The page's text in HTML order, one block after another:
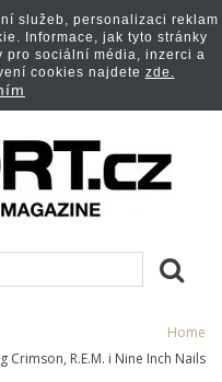
Home
R.E.M. i Nine Inch Nails
služeb, personalizaci reklam
Informace, jak tyto stránky
pro sociální média, inzerci a
cookies najdete zde.